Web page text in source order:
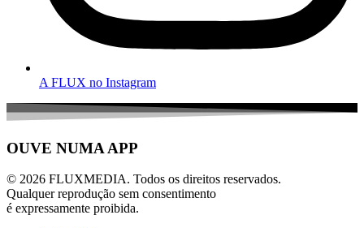
A FLUX no Instagram
OUVE NUMA APP
© 2026 FLUXMEDIA. Todos os direitos reservados.
Qualquer reprodução sem consentimento
é expressamente proibida.